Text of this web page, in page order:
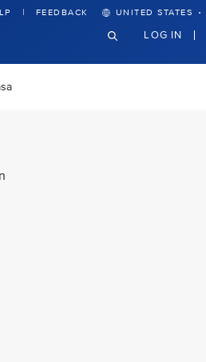
FEEDBACK UNITED STATES ·
LOG IN